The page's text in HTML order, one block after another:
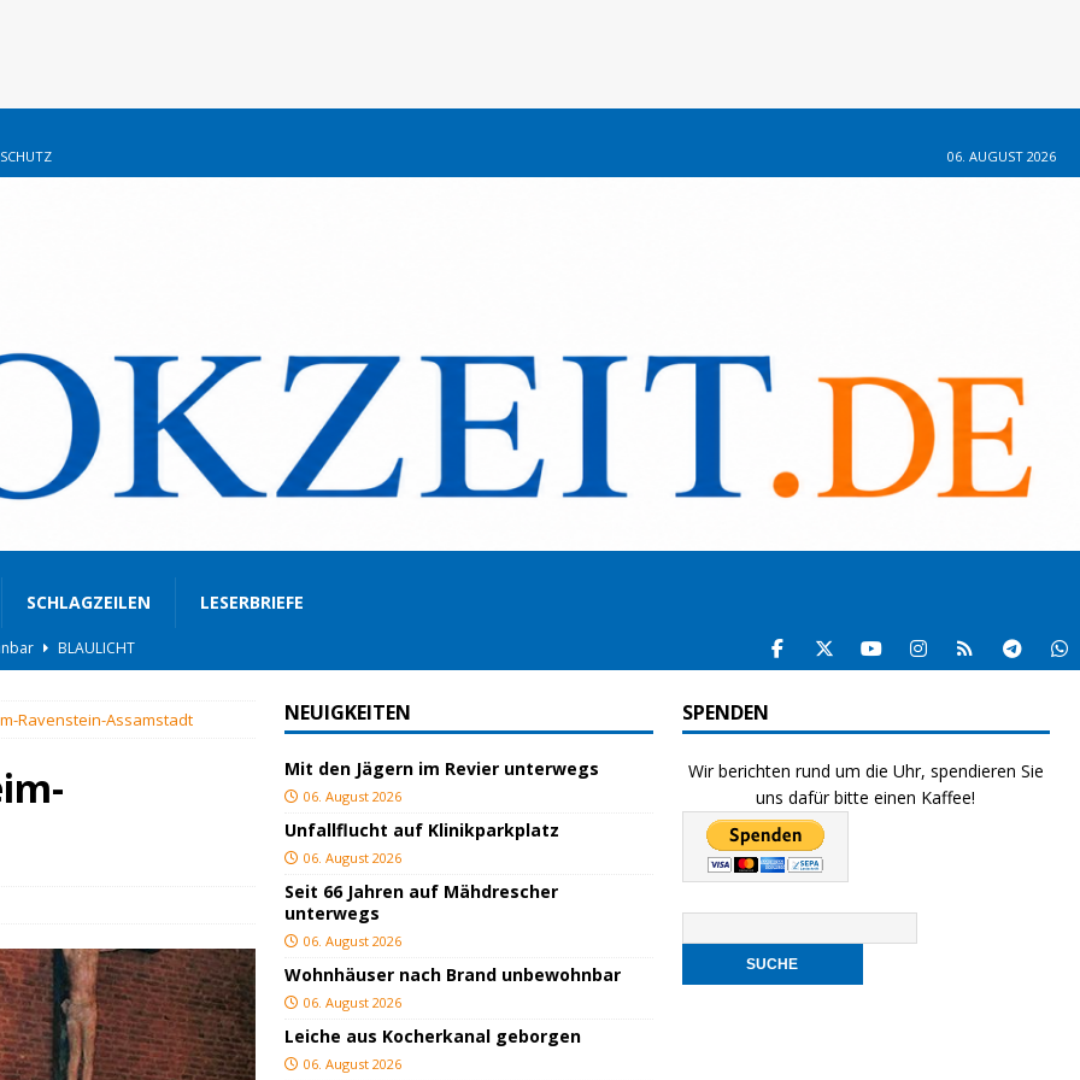
06. AUGUST 2026
SCHLAGZEILEN LESERBRIEFE
BLAULICHT
TOP
TOP
BLAULICHT
Ravenstein-Assamstadt NEUIGKEITEN
Mit den Jägern im Revier unterwegs
06. August 2026
Unfallflucht auf Klinikparkplatz
06. August 2026
Seit 66 Jahren auf Mähdrescher
unterwegs
06. August 2026
Wohnhäuser nach Brand unbewohnbar
06. August 2026
Leiche aus Kocherkanal geborgen
06. August 2026
SPENDEN
Wir berichten rund um die Uhr, spendieren Sie
uns dafür bitte einen Kaffee!